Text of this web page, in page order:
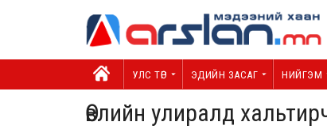
УЛС ТӨР ЭДИЙН ЗАСАГ НИЙГЭМ
Өвлийн улиралд